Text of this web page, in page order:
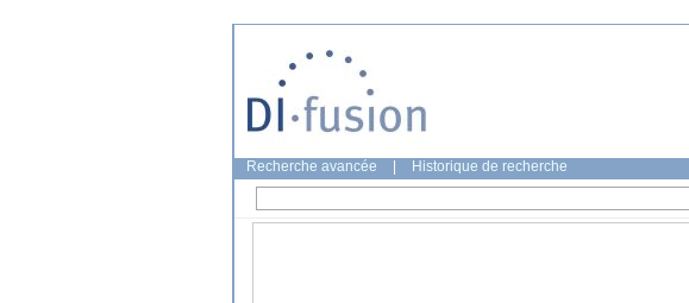
Recherche avancée Historique de recherche